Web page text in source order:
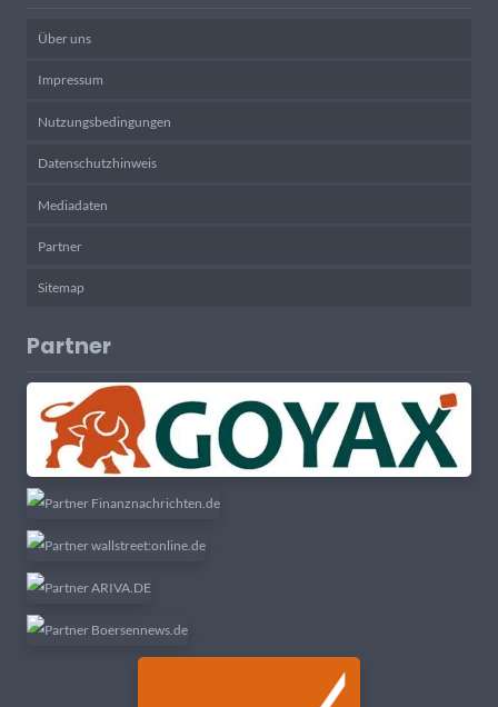
Über uns
Impressum
Nutzungsbedingungen
Datenschutzhinweis
Mediadaten
Partner
Sitemap
Partner